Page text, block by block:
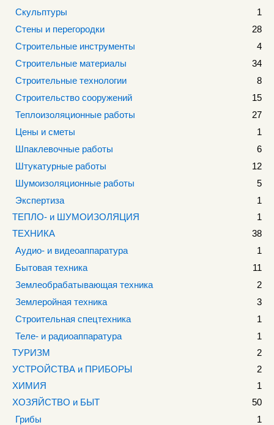
Скульптуры
1
Стены и перегородки
28
Строительные инструменты
4
Строительные материалы
34
Строительные технологии
8
Строительство сооружений
15
Теплоизоляционные работы
27
Цены и сметы
1
Шпаклевочные работы
6
Штукатурные работы
12
Шумоизоляционные работы
5
Экспертиза
1
ТЕПЛО- и ШУМОИЗОЛЯЦИЯ
1
ТЕХНИКА
38
Аудио- и видеоаппаратура
1
Бытовая техника
11
Землеобрабатывающая техника
2
Землеройная техника
3
Строительная спецтехника
1
Теле- и радиоаппаратура
1
ТУРИЗМ
2
УСТРОЙСТВА и ПРИБОРЫ
2
ХИМИЯ
1
ХОЗЯЙСТВО и БЫТ
50
Грибы
1